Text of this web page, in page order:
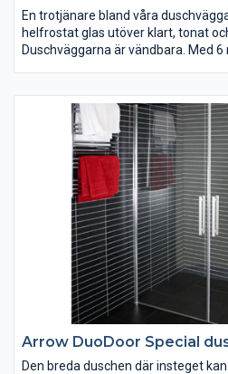
En trotjänare bland våra
helfrostat glas utöver klart, tonat
Duschväggarna är vändbara. Med
Arrow DuoDoor Special
Den breda duschen där insteget